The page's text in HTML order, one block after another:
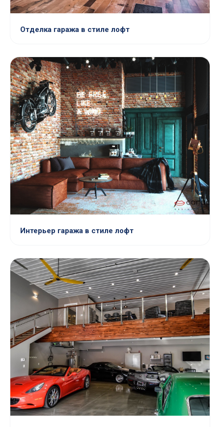
Отделка гаража в стиле лофт
Интерьер гаража в стиле лофт